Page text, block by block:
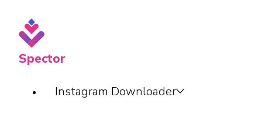
Spector
Instagram Downloader